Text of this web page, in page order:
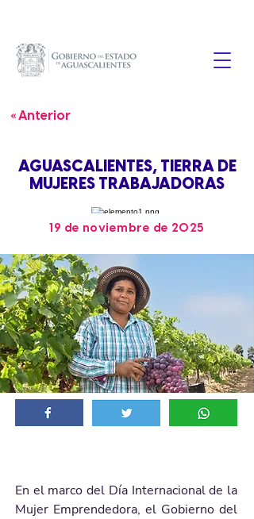
« Anterior
AGUASCALIENTES, TIERRA DE
MUJERES TRABAJADORAS
19 de noviembre de 2025
En el marco del Día Internacional de la
Mujer Emprendedora, el Gobierno del